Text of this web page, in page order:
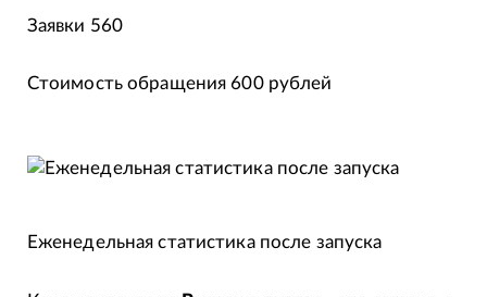
Заявки 560
Стоимость обращения 600 рублей
Еженедельная статистика после запуска